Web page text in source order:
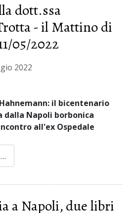
dott.ssa
- il Mattino di
05/2022
2022
il bicentenario
dalla Napoli borbonica
all'ex Ospedale
a Napoli, due libri